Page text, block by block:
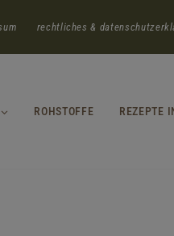
rechtliches &
ROHSTOFFE REZEPTE